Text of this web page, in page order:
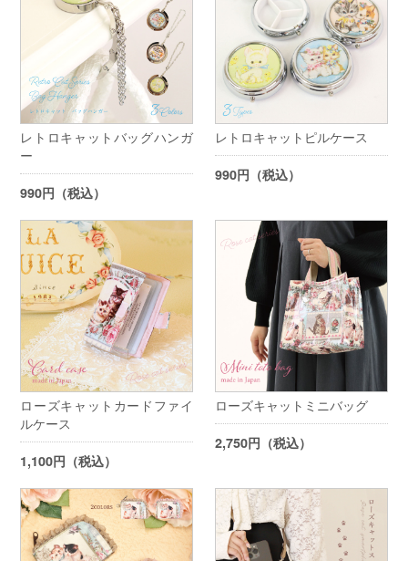
レトロキャットバッグハンガ
ー
990円（税込）
レトロキャットピルケース
990円（税込）
ローズキャットカードファイ
ルケース
1,100円（税込）
ローズキャットミニバッグ
2,750円（税込）